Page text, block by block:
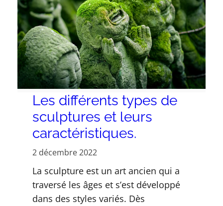
Les différents types de
sculptures et leurs
caractéristiques.
2 décembre 2022
La sculpture est un art ancien qui a
traversé les âges et s’est développé
dans des styles variés. Dès